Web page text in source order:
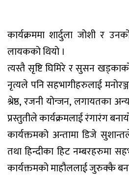
कार्यक्रममा शार्दुला जोशी र
लायकको थियो ।
त्यस्तै सृष्टि घिमिरे र सुसन
नृत्यले पनि सहभागीहरुलाई
श्रेष्ठ, रजनी योन्जन, लगायतका
प्रस्तुतीले कार्यक्रमलाई रंगारंग
कार्यक्तमको अन्तामा डिजे
तथा हिन्दीका हिट नम्बरहरुमा
कार्यक्तमको माहौललाई जुरुक्कै